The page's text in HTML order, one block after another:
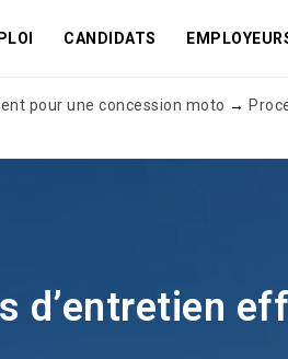
CANDIDATS
pour une concession moto →
d’entretien